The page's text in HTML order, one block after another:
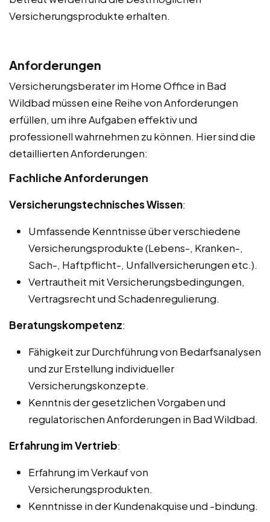
Versicherungsprodukte erhalten.
Anforderungen
Versicherungsberater im Home Office in Bad
Wildbad müssen eine Reihe von Anforderungen
erfüllen, um ihre Aufgaben effektiv und
professionell wahrnehmen zu können. Hier sind die
detaillierten Anforderungen:
Fachliche Anforderungen
Versicherungstechnisches Wissen:
Umfassende Kenntnisse über verschiedene
Versicherungsprodukte (Lebens-, Kranken-,
Sach-, Haftpflicht-, Unfallversicherungen etc.).
Vertrautheit mit Versicherungsbedingungen,
Vertragsrecht und Schadenregulierung.
Beratungskompetenz:
Fähigkeit zur Durchführung von Bedarfsanalysen
und zur Erstellung individueller
Versicherungskonzepte.
Kenntnis der gesetzlichen Vorgaben und
regulatorischen Anforderungen in Bad Wildbad.
Erfahrung im Vertrieb:
Erfahrung im Verkauf von
Versicherungsprodukten.
Kenntnisse in der Kundenakquise und -bindung.